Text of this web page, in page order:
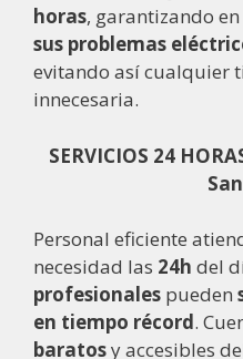
horas, garantizando
sus problemas
evitando así cualquier
innecesaria.
SERVICIOS 24
Personal eficiente
necesidad las 24h del
profesionales pueden
en tiempo récord.
baratosy accesibles